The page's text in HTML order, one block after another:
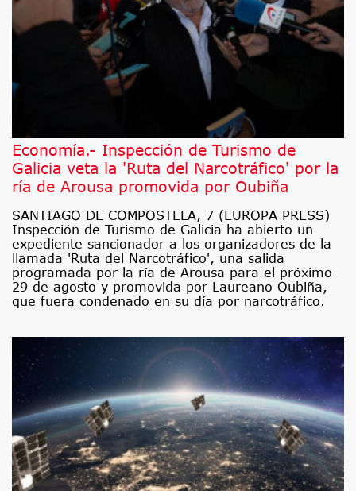
Economía.- Inspección de Turismo de
Galicia veta la 'Ruta del Narcotráfico' por la
ría de Arousa promovida por Oubiña
SANTIAGO DE COMPOSTELA, 7 (EUROPA PRESS)
Inspección de Turismo de Galicia ha abierto un
expediente sancionador a los organizadores de la
llamada 'Ruta del Narcotráfico', una salida
programada por la ría de Arousa para el próximo
29 de agosto y promovida por Laureano Oubiña,
que fuera condenado en su día por narcotráfico.